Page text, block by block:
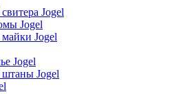
Jogel
Jogel
Jogel
Jogel
Jogel